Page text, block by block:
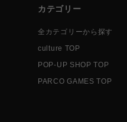
カテゴリー
全カテゴリーから探す
culture TOP
POP-UP SHOP TOP
PARCO GAMES TOP